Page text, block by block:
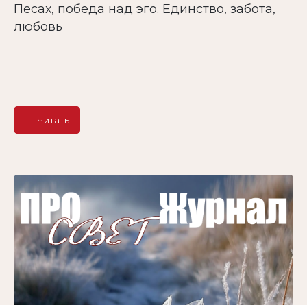
Песах, победа над эго. Единство, забота,
любовь
Читать